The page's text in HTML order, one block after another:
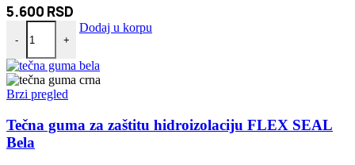
5.600 RSD
-
Ski Rukavice Sa Grejačem količina
+
Dodaj u korpu
Brzi pregled
Tečna guma za zaštitu hidroizolaciju FLEX SEAL
Bela